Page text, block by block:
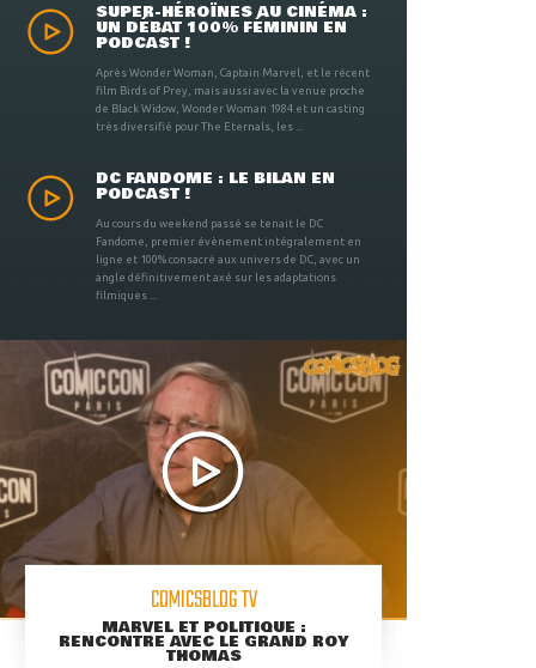
SUPER-HÉROÏNES AU CINÉMA :
UN DÉBAT 100% FÉMININ EN
PODCAST !
Après Wonder Woman, Captain Marvel, et le récent
film Birds of Prey, mais aussi avec la venue proche
de Black Widow, Wonder Woman 1984 et un casting
très diversifié pour The Eternals, les ...
DC FANDOME : LE BILAN EN
PODCAST !
Au cours du weekend passé se tenait le DC
Fandome, premier évènement intégralement en
ligne et 100% consacré aux univers de DC, avec un
angle définitivement axé sur les adaptations
filmiques ...
COMICSBLOG TV
MARVEL ET POLITIQUE :
RENCONTRE AVEC LE GRAND ROY
THOMAS